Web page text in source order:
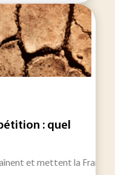
: quel
et mettent la France